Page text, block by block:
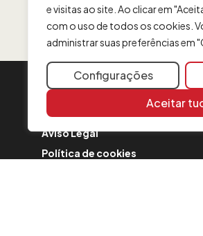
e visitas ao site. Ao clicar em
com o uso de todos os cookies.
administrar suas preferências em
Configurações
Aceitar
INFORMAÇÃO
Contato
Aviso Legal
Política de cookies